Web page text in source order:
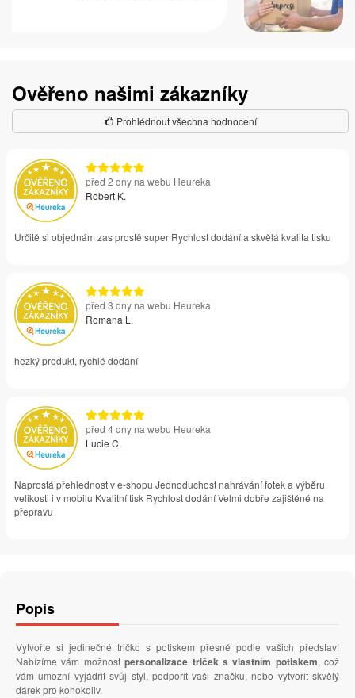
Ověřeno našimi zákazníky
Prohlédnout všechna hodnocení
před 2 dny na webu Heureka
Robert K.
Určitě si objednám zas prostě super Rychlost dodání a skvělá kvalita tisku
před 3 dny na webu Heureka
Romana L.
hezký produkt, rychlé dodání
před 4 dny na webu Heureka
Lucie C.
Naprostá přehlednost v e-shopu Jednoduchost nahrávání fotek a výběru
velikosti i v mobilu Kvalitní tisk Rychlost dodání Velmi dobře zajištěné na
přepravu
Popis
Vytvořte si jedinečné tričko s potiskem přesně podle vašich představ!
Nabízíme vám možnostpersonalizace triček s vlastním potiskem, což
vám umožní vyjádřit svůj styl, podpořit vaši značku, nebo vytvořit skvělý
dárek pro kohokoliv.